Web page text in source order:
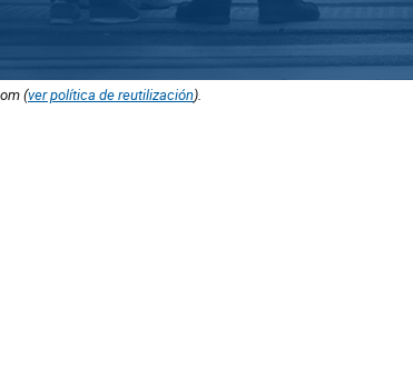
(ver política de reutilización).